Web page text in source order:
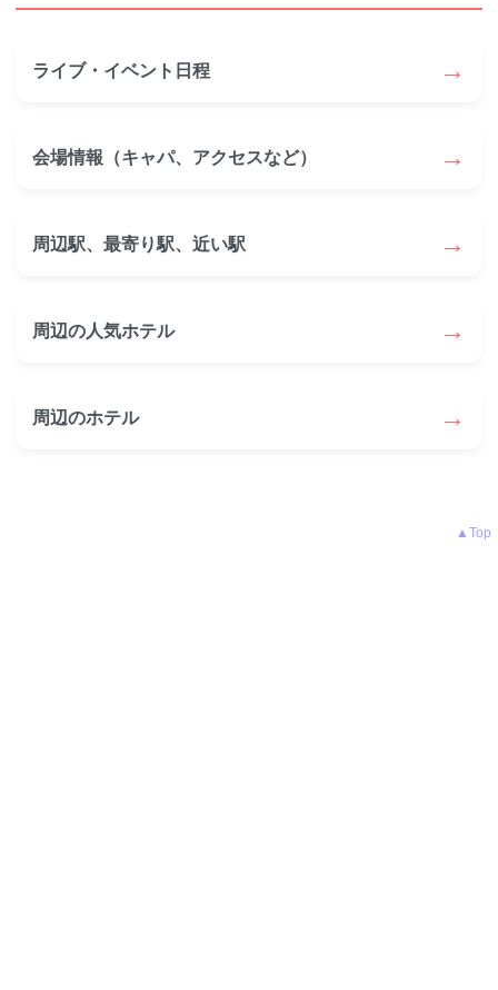
ライブ・イベント日程 →
会場情報（キャパ、アクセスなど） →
周辺駅、最寄り駅、近い駅 →
周辺の人気ホテル →
周辺のホテル →
▲Top